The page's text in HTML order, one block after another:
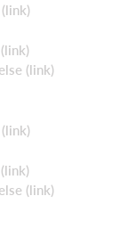
(link)
(link)